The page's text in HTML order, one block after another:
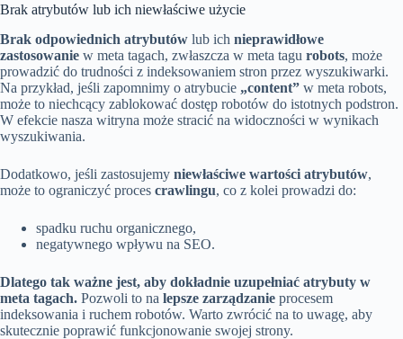
Brak atrybutów lub ich niewłaściwe użycie
Brak odpowiednich atrybutów lub ich nieprawidłowe
zastosowanie w meta tagach, zwłaszcza w meta tagu robots, może
prowadzić do trudności z indeksowaniem stron przez wyszukiwarki.
Na przykład, jeśli zapomnimy o atrybucie „content” w meta robots,
może to niechcący zablokować dostęp robotów do istotnych podstron.
W efekcie nasza witryna może stracić na widoczności w wynikach
wyszukiwania.
Dodatkowo, jeśli zastosujemy niewłaściwe wartości atrybutów,
może to ograniczyć proces crawlingu, co z kolei prowadzi do:
spadku ruchu organicznego,
negatywnego wpływu na SEO.
Dlatego tak ważne jest, aby dokładnie uzupełniać atrybuty w
meta tagach. Pozwoli to na lepsze zarządzanie procesem
indeksowania i ruchem robotów. Warto zwrócić na to uwagę, aby
skutecznie poprawić funkcjonowanie swojej strony.